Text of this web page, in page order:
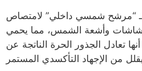
كـ “مرشح شمسي داخلي” لامتصاص
وأشعة الشمس، مما يحمي
تعادل الجذور الحرة الناتجة عن